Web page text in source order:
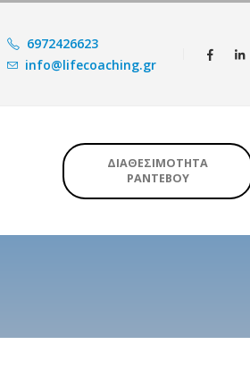
6972426623
info@lifecoaching.gr
ΔΙΑΘΕΣΙΜΟΤΗΤΑ
ΡΑΝΤΕΒΟΥ